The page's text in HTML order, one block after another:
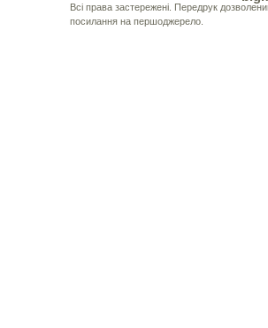
Всі права застережені. Передрук
посилання на першоджерело.